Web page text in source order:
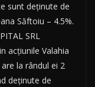
sunt deținute de
Săftoiu – 4.5%.
SRL
acțiunile Valahia
are la rândul ei 2
deținute de